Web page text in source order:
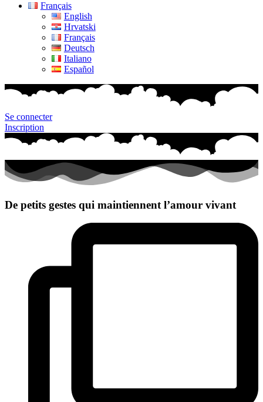
Français
English
Hrvatski
Français
Deutsch
Italiano
Español
Se connecter
Inscription
De petits gestes qui maintiennent l’amour vivant